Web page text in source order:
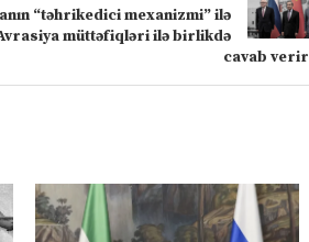
“təhrikedici mexanizmi” ilə
müttəfiqləri ilə birlikdə
cavab verir